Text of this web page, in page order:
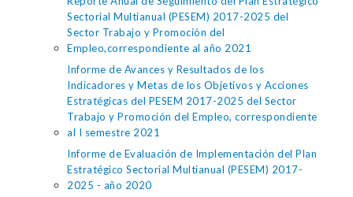
Sectorial Multianual (PESEM) 2017-2025 del
Sector Trabajo y Promoción del
Empleo,correspondiente al año 2021
Informe de Avances y Resultados de los
Indicadores y Metas de los Objetivos y Acciones
Estratégicas del PESEM 2017-2025 del Sector
Trabajo y Promoción del Empleo, correspondiente
al I semestre 2021
Informe de Evaluación de Implementación del Plan
Estratégico Sectorial Multianual (PESEM) 2017-
2025 - año 2020